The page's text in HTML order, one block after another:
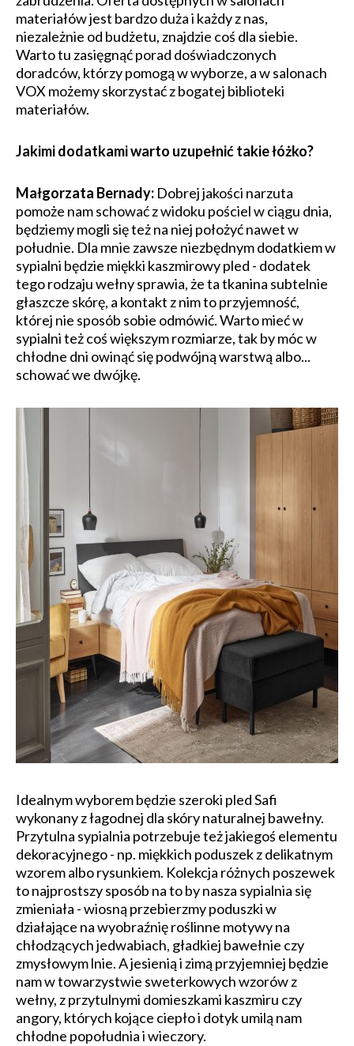
materiałów jest bardzo duża i każdy z nas,
niezależnie od budżetu, znajdzie coś dla siebie.
Warto tu zasięgnąć porad doświadczonych
doradców, którzy pomogą w wyborze, a w salonach
VOX możemy skorzystać z bogatej biblioteki
materiałów.
​Jakimi dodatkami warto uzupełnić takie łóżko?
Małgorzata Bernady: Dobrej jakości narzuta
pomoże nam schować z widoku pościel w ciągu dnia,
będziemy mogli się też na niej położyć nawet w
południe. Dla mnie zawsze niezbędnym dodatkiem w
sypialni będzie miękki kaszmirowy pled - dodatek
tego rodzaju wełny sprawia, że ta tkanina subtelnie
głaszcze skórę, a kontakt z nim to przyjemność,
której nie sposób sobie odmówić. Warto mieć w
sypialni też coś większym rozmiarze, tak by móc w
chłodne dni owinąć się podwójną warstwą albo...
schować we dwójkę.
Idealnym wyborem będzie szeroki pled Safi
wykonany z łagodnej dla skóry naturalnej bawełny.
Przytulna sypialnia potrzebuje też jakiegoś elementu
dekoracyjnego - np. miękkich poduszek z delikatnym
wzorem albo rysunkiem. Kolekcja różnych poszewek
to najprostszy sposób na to by nasza sypialnia się
zmieniała - wiosną przebierzmy poduszki w
działające na wyobraźnię roślinne motywy na
chłodzących jedwabiach, gładkiej bawełnie czy
zmysłowym lnie. A jesienią i zimą przyjemniej będzie
nam w towarzystwie sweterkowych wzorów z
wełny, z przytulnymi domieszkami kaszmiru czy
angory, których kojące ciepło i dotyk umilą nam
chłodne popołudnia i wieczory.